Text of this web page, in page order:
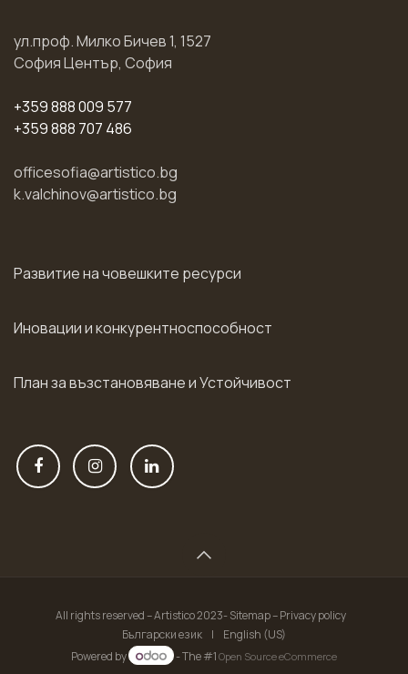
ул.проф. Милко Бичев 1, 1527
София Център, София
+359 888 009 577
+359 888 707 486
officesofia@artistico.bg
k.valchinov@artistico.bg
Развитие на човешките ресурси
Иновации и конкурентноспособност
План за възстановяване и Устойчивост
All rights reserved – Artistico 2023- Sitemap – Privacy policy
Български език
|
English (US)
Powered by
- The #1Open Source eCommerce